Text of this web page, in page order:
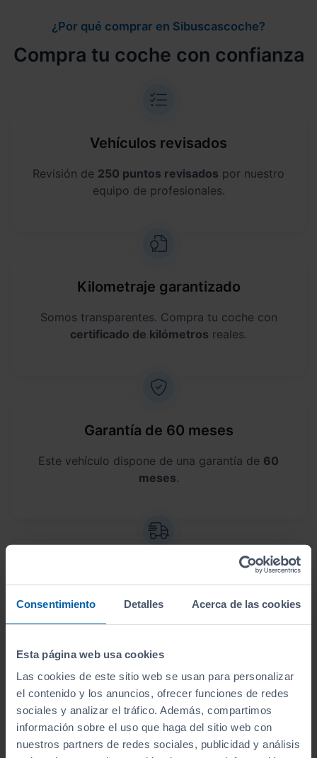
Consentimiento Detalles Acerca de las cookies
Esta página web usa cookies
Las cookies de este sitio web se usan para personalizar
el contenido y los anuncios, ofrecer funciones de redes
sociales y analizar el tráfico. Además, compartimos
información sobre el uso que haga del sitio web con
nuestros partners de redes sociales, publicidad y análisis
¿Por qué comprar en Sibuscascoche?
Compra tu coche con confianza
Vehículos revisados
Revisión de 250 puntos revisados por nuestro
equipo de profesionales.
Kilometraje garantizado
Somos transparentes. Compra tu coche con
certificado de kilómetros reales.
Garantía de 60 meses
Este vehículo dispone de una garantía de 60
meses.
Sin desplazamientos,te lo llevamos a casa. Antes
de lo que crees, lo tendrás en tus manos.
Aceptamos tu coche como parte del
pago